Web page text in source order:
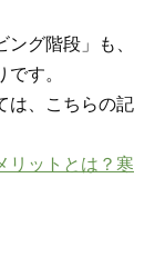
グ階段」も、
す。
は、こちらの記
リットとは？寒